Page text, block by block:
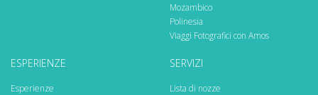
Mozambico
Polinesia
Viaggi Fotografici con Amos
ESPERIENZE
Esperienze
SERVIZI
Lista di nozze